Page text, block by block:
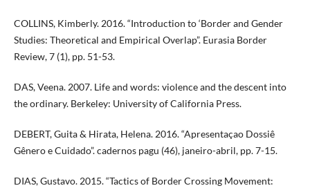
COLLINS, Kimberly. 2016. “Introduction to ‘Border and Gender
Studies: Theoretical and Empirical Overlap”. Eurasia Border
Review, 7 (1), pp. 51-53.
DAS, Veena. 2007. Life and words: violence and the descent into
the ordinary. Berkeley: University of California Press.
DEBERT, Guita & Hirata, Helena. 2016. “Apresentaçao Dossiê
Gênero e Cuidado”. cadernos pagu (46), janeiro-abril, pp. 7-15.
DIAS, Gustavo. 2015. “Tactics of Border Crossing Movement: